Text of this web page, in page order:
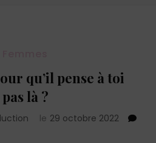
qu’il pense à toi
là ?
le 29 octobre 2022